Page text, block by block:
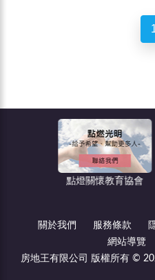
點燈關懷教育協會
關於我們 服務條款
網站導覽
房地王有限公司 版權所有 ©